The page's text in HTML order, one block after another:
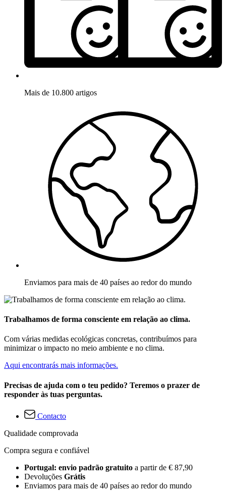
Mais de 10.800 artigos
Enviamos para mais de 40 países ao redor do mundo
Trabalhamos de forma consciente em relação ao clima.
Com várias medidas ecológicas concretas, contribuímos para
minimizar o impacto no meio ambiente e no clima.
Aqui encontrarás mais informações.
Precisas de ajuda com o teu pedido? Teremos o prazer de
responder às tuas perguntas.
Contacto
Qualidade comprovada
Compra segura e confiável
Portugal: envio padrão gratuito a partir de € 87,90
Devoluções Grátis
Enviamos para mais de 40 países ao redor do mundo